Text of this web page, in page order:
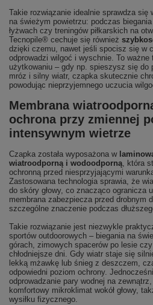
Takie rozwiązanie idealnie sprawdza
na świeżym powietrzu: podczas
łyżwach czy treningów piłkarskich na
Tecnopile® cechuje się również
dzięki czemu, nawet jeśli spocisz się w
odprowadzi wilgoć i wyschnie. To
użytkowaniu – gdy np. spieszysz się do
mróz i silny wiatr, czapka skutecznie
powodując nieprzyjemnego uczucia
Membrana
ochrona przy zmiennej
intensywnym wietrze
Czapka została wyposażona w
wiatroodporną i wodoodporną, która
ochronną przed niesprzyjającymi
Zastosowana technologia sprawia, że
do skóry głowy, co znacząco ogranicza
membrana zabezpiecza przed drobnym
szczególne znaczenie podczas
Takie rozwiązanie jest niezwykle
sportów outdoorowych – biegania na
górach, zimowych spacerów po lesie
chłodniejsze dni. Gdy wiatr staje się
lekką mżawkę lub śnieg z deszczem,
odpowiedni poziom ochrony.
odprowadzanie pary wodnej na
komfortowy mikroklimat wokół głowy,
wysiłku fizycznego.